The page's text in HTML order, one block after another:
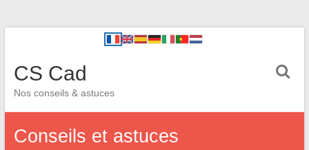
CS Cad
Nos conseils & astuces
Conseils et astuces